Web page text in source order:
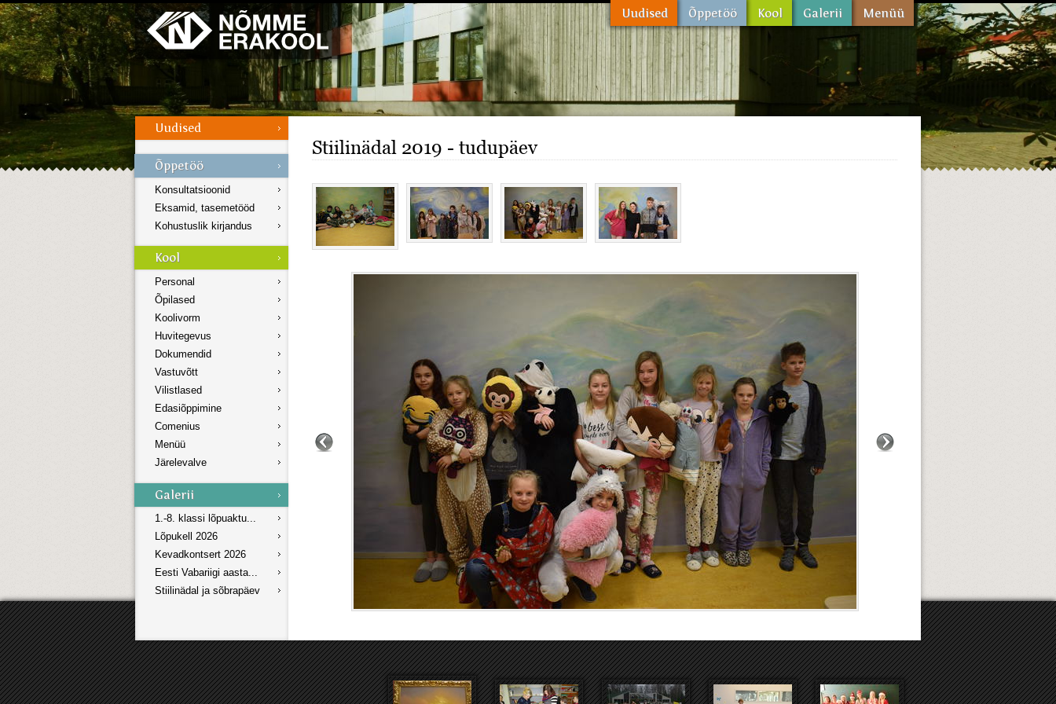
Menüü
Galerii
Konsultatsioonid
Eksamid, tasemetööd
Kohustuslik kirjandus
Personal
Õpilased
Koolivorm
Huvitegevus
Dokumendid
Vastuvõtt
Vilistlased
Edasiõppimine
Comenius
Menüü
Järelevalve
1.-8. klassi lõpuaktu...
Lõpukell 2026
Kevadkontsert 2026
Eesti Vabariigi aasta...
Stiilinädal ja sõbrapäev
Stiilinädal 2019 - tudupäev